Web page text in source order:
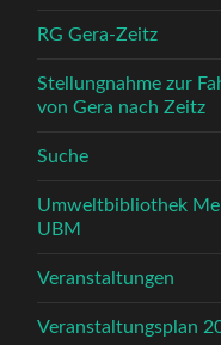
RG Gera-Zeitz
Stellungnahme zur
von Gera nach Zeitz
Suche
Umweltbibliothek
UBM
Veranstaltungen
Veranstaltungsplan